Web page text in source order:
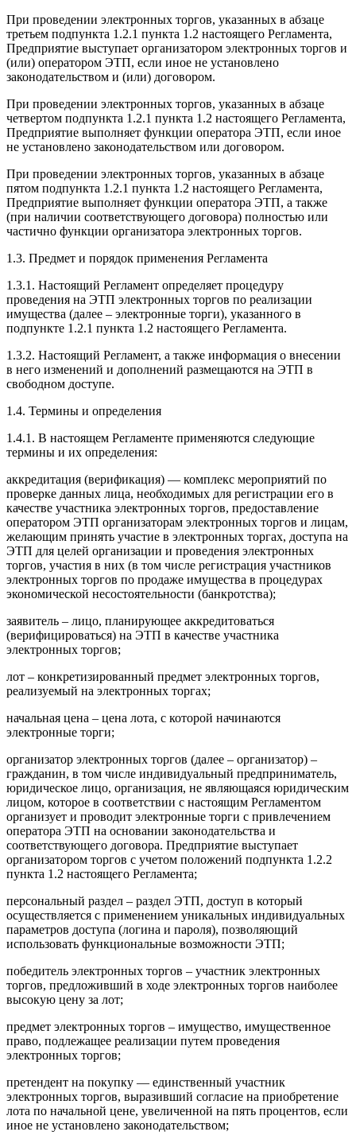
При проведении электронных торгов, указанных в абзаце
третьем подпункта 1.2.1 пункта 1.2 настоящего Регламента,
Предприятие выступает организатором электронных торгов и
(или) оператором ЭТП, если иное не установлено
законодательством и (или) договором.
При проведении электронных торгов, указанных в абзаце
четвертом подпункта 1.2.1 пункта 1.2 настоящего Регламента,
Предприятие выполняет функции оператора ЭТП, если иное
не установлено законодательством или договором.
При проведении электронных торгов, указанных в абзаце
пятом подпункта 1.2.1 пункта 1.2 настоящего Регламента,
Предприятие выполняет функции оператора ЭТП, а также
(при наличии соответствующего договора) полностью или
частично функции организатора электронных торгов.
1.3. Предмет и порядок применения Регламента
1.3.1. Настоящий Регламент определяет процедуру
проведения на ЭТП электронных торгов по реализации
имущества (далее – электронные торги), указанного в
подпункте 1.2.1 пункта 1.2 настоящего Регламента.
1.3.2. Настоящий Регламент, а также информация о внесении
в него изменений и дополнений размещаются на ЭТП в
свободном доступе.
1.4. Термины и определения
1.4.1. В настоящем Регламенте применяются следующие
термины и их определения:
аккредитация (верификация) — комплекс мероприятий по
проверке данных лица, необходимых для регистрации его в
качестве участника электронных торгов, предоставление
оператором ЭТП организаторам электронных торгов и лицам,
желающим принять участие в электронных торгах, доступа на
ЭТП для целей организации и проведения электронных
торгов, участия в них (в том числе регистрация участников
электронных торгов по продаже имущества в процедурах
экономической несостоятельности (банкротства);
заявитель – лицо, планирующее аккредитоваться
(верифицироваться) на ЭТП в качестве участника
электронных торгов;
лот – конкретизированный предмет электронных торгов,
реализуемый на электронных торгах;
начальная цена – цена лота, с которой начинаются
электронные торги;
организатор электронных торгов (далее – организатор) –
гражданин, в том числе индивидуальный предприниматель,
юридическое лицо, организация, не являющаяся юридическим
лицом, которое в соответствии с настоящим Регламентом
организует и проводит электронные торги с привлечением
оператора ЭТП на основании законодательства и
соответствующего договора. Предприятие выступает
организатором торгов с учетом положений подпункта 1.2.2
пункта 1.2 настоящего Регламента;
персональный раздел – раздел ЭТП, доступ в который
осуществляется с применением уникальных индивидуальных
параметров доступа (логина и пароля), позволяющий
использовать функциональные возможности ЭТП;
победитель электронных торгов – участник электронных
торгов, предложивший в ходе электронных торгов наиболее
высокую цену за лот;
предмет электронных торгов – имущество, имущественное
право, подлежащее реализации путем проведения
электронных торгов;
претендент на покупку — единственный участник
электронных торгов, выразивший согласие на приобретение
лота по начальной цене, увеличенной на пять процентов, если
иное не установлено законодательством;